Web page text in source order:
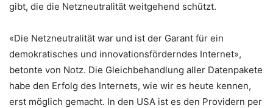
gibt, die die Netzneutralität weitgehend schützt.
«Die Netzneutralität war und ist der Garant für ein
demokratisches und innovationsförderndes Internet»,
betonte von Notz. Die Gleichbehandlung aller Datenpakete
habe den Erfolg des Internets, wie wir es heute kennen,
erst möglich gemacht. In den USA ist es den Providern per